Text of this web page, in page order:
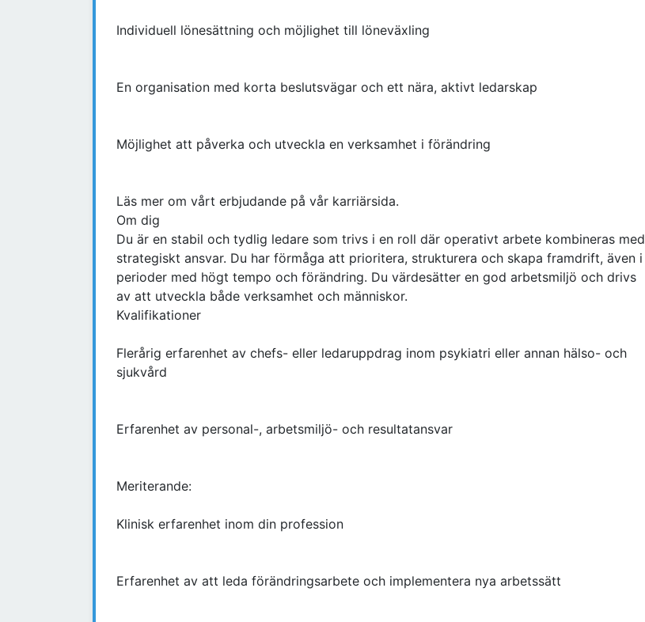
Individuell lönesättning och möjlighet till löneväxling
En organisation med korta beslutsvägar och ett nära, aktivt ledarskap
Möjlighet att påverka och utveckla en verksamhet i förändring
Läs mer om vårt erbjudande på vår karriärsida.
Om dig
Du är en stabil och tydlig ledare som trivs i en roll där operativt arbete kombineras med
strategiskt ansvar. Du har förmåga att prioritera, strukturera och skapa framdrift, även i
perioder med högt tempo och förändring. Du värdesätter en god arbetsmiljö och drivs
av att utveckla både verksamhet och människor.
Kvalifikationer
Flerårig erfarenhet av chefs- eller ledaruppdrag inom psykiatri eller annan hälso- och
sjukvård
Erfarenhet av personal-, arbetsmiljö- och resultatansvar
Meriterande:
Klinisk erfarenhet inom din profession
Erfarenhet av att leda förändringsarbete och implementera nya arbetssätt